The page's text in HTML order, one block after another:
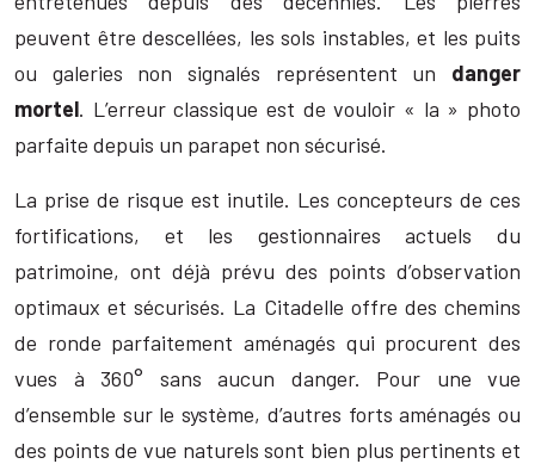
peuvent être descellées, les sols instables, et les puits
ou galeries non signalés représentent un danger
mortel. L’erreur classique est de vouloir « la » photo
parfaite depuis un parapet non sécurisé.
La prise de risque est inutile. Les concepteurs de ces
fortifications, et les gestionnaires actuels du
patrimoine, ont déjà prévu des points d’observation
optimaux et sécurisés. La Citadelle offre des chemins
de ronde parfaitement aménagés qui procurent des
vues à 360° sans aucun danger. Pour une vue
d’ensemble sur le système, d’autres forts aménagés ou
des points de vue naturels sont bien plus pertinents et